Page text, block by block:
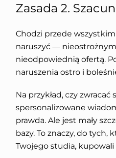
Zasada 2.
Chodzi przede
naruszyć —
nieodpowiednią ofertą.
naruszenia ostro i
Na przykład, czy
spersonalizowane
prawda. Ale jest mały
bazy. To znaczy, do
Twojego studia,